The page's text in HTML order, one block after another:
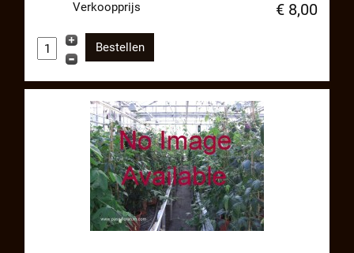
Verkoopprijs € 8,00